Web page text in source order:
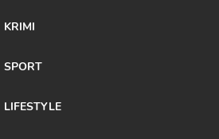
KRIMI
SPORT
LIFESTYLE